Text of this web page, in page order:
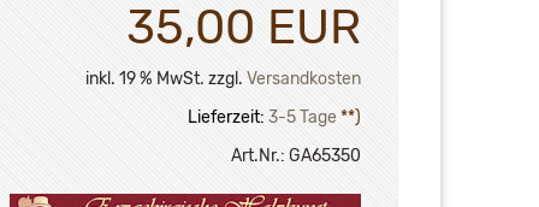
35,00 EUR
inkl. 19 % MwSt. zzgl. Versandkosten
Lieferzeit: 3-5 Tage **)
Art.Nr.: GA65350